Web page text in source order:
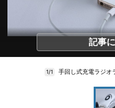
記事
1/1 手回し式充電ラジオ